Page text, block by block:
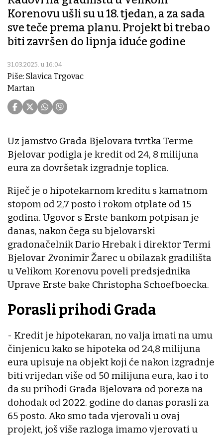
Korenovu ušli su u 18. tjedan, a za sada
sve teče prema planu. Projekt bi trebao
biti završen do lipnja iduće godine
31.03.2025. u 16:04
Piše: Slavica Trgovac
Martan
Uz jamstvo Grada Bjelovara tvrtka Terme
Bjelovar podigla je kredit od 24, 8 milijuna
eura za dovršetak izgradnje toplica.
Riječ je o hipotekarnom kreditu s kamatnom
stopom od 2,7 posto i rokom otplate od 15
godina. Ugovor s Erste bankom potpisan je
danas, nakon čega su bjelovarski
gradonačelnik Dario Hrebak i direktor Termi
Bjelovar Zvonimir Žarec u obilazak gradilišta
u Velikom Korenovu poveli predsjednika
Uprave Erste bake Christopha Schoefboecka.
Porasli prihodi Grada
- Kredit je hipotekaran, no valja imati na umu
činjenicu kako se hipoteka od 24,8 milijuna
eura upisuje na objekt koji će nakon izgradnje
biti vrijedan više od 50 milijuna eura, kao i to
da su prihodi Grada Bjelovara od poreza na
dohodak od 2022. godine do danas porasli za
65 posto. Ako smo tada vjerovali u ovaj
projekt, još više razloga imamo vjerovati u